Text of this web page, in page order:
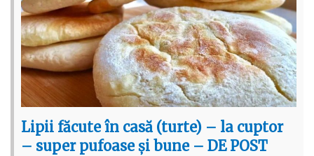
Lipii făcute în casă (turte) – la cuptor
– super pufoase și bune – DE POST